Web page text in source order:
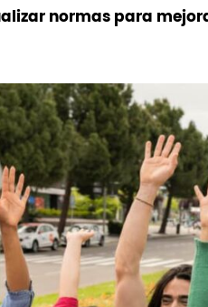
normas para